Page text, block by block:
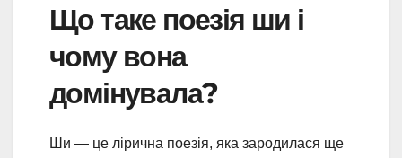
Що таке поезія ши і
чому вона
домінувала?
Ши — це лірична поезія, яка зародилася ще